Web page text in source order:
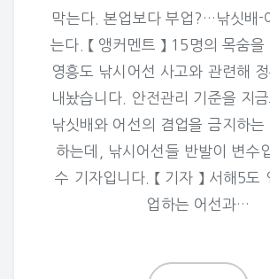
막는다. 본업보다 부업?…낚싯배-
는다. 【 앵커멘트 】 15명의 목숨
영흥도 낚시어선 사고와 관련해
내놨습니다. 안전관리 기준을 지
낚싯배와 어선의 겸업을 금지하는
하는데, 낚시어선들 반발이 변수
수 기자입니다. 【 기자 】 서해5도
업하는 어선과…